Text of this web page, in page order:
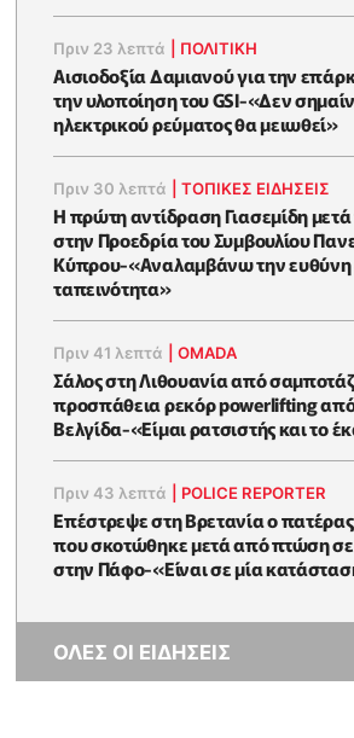
Πριν 23 λεπτά ΠΟΛΙΤΙΚΗ
Αισιοδοξία Δαμιανού για την
την υλοποίηση του GSI-«Δεν
ηλεκτρικού ρεύματος θα μειωθεί»
Πριν 30 λεπτά |ΤΟΠΙΚΕΣ ΕΙΔΗΣΕΙΣ
Η πρώτη αντίδραση Γιασεμίδη μετά
στην Προεδρία του Συμβουλίου
Κύπρου-«Αναλαμβάνω την ευθύνη
ταπεινότητα»
Πριν 41 λεπτά |OMADA
Σάλος στη Λιθουανία από
προσπάθεια ρεκόρ powerlifting
Βελγίδα-«Είμαι ρατσιστής και το
Πριν 43 λεπτά POLICE REPORTER
Eπέστρεψε στη Βρετανία ο
που σκοτώθηκε μετά από πτώση σε
στην Πάφο-«Είναι σε μία
ΟΛΕΣ ΟΙ ΕΙΔΗΣΕΙΣ